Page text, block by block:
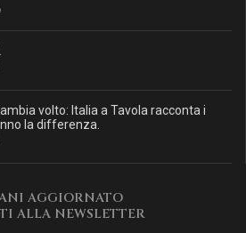
volto: Italia a Tavola racconta i
la differenza.
AGGIORNATO
ALLA NEWSLETTER